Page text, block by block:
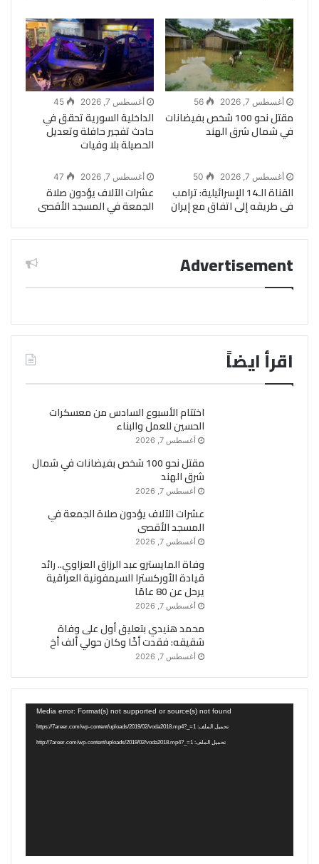
أغسطس 7, 2026 56
مقتل نحو 100 شخص بفيضانات
في شمال شرق الهند
أغسطس 7, 2026 45
الداخلية السورية تحقق في
حادث تفجير حافلة وتعديل
الحصيلة بلا وفيات
أغسطس 7, 2026 50
القناة الـ14 الإسرائيلية: ترامب
فى طريقه إلى اتفاق مع إيران
أغسطس 7, 2026 47
عشرات الآلاف يؤدون صلاة
الجمعة في المسجد الأقصى
Advertisement
اقرأ ايضاً
اختتام الأسبوع السادس من معسكرات
الحسين للعمل والبناء
أغسطس 7, 2026
مقتل نحو 100 شخص بفيضانات في شمال
شرق الهند
أغسطس 7, 2026
عشرات الآلاف يؤدون صلاة الجمعة في
المسجد الأقصى
أغسطس 7, 2026
وفاة المايسترو عبد الرزاق العزاوي.. رائد
قيادة الأوركسترا السيمفونية العراقية
يرحل عن 80 عامًا
أغسطس 7, 2026
محمد هنيدي بتعليق أول على وفاة
شقيقه: فقدت أخًا وكان حولي ألف أخ
أغسطس 7, 2026
Media error: Format(s) not supported or source(s) not found
تحميل الملف: https://7areer.com/wp-content/uploads/2019/02/voda2018.mp4?_=1
تحميل الملف: http://7areer.com/wp-content/uploads/2019/02/voda2018.mp4?_=1